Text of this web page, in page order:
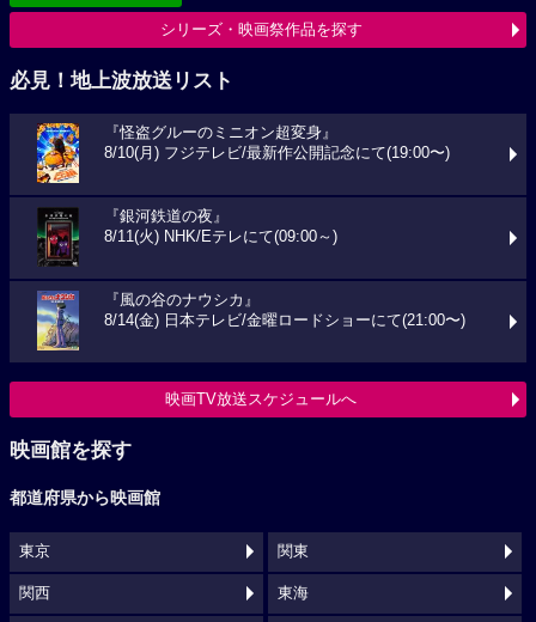
シリーズ・映画祭作品を探す
必見！地上波放送リスト
『怪盗グルーのミニオン超変身』
8/10(月) フジテレビ/最新作公開記念にて(19:00〜)
『銀河鉄道の夜』
8/11(火) NHK/Eテレにて(09:00～)
『風の谷のナウシカ』
8/14(金) 日本テレビ/金曜ロードショーにて(21:00〜)
映画TV放送スケジュールへ
映画館を探す
都道府県から映画館
東京 関東
関西 東海